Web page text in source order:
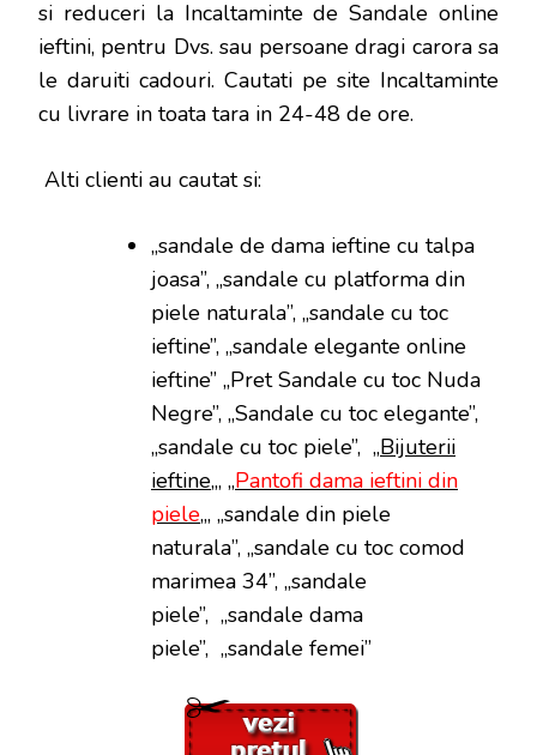
si reduceri la Incaltaminte de Sandale online
ieftini, pentru Dvs. sau persoane dragi carora sa
le daruiti cadouri. Cautati pe site Incaltaminte
cu livrare in toata tara in 24-48 de ore.
Alti clienti au cautat si:
„sandale de dama ieftine cu talpa
joasa”, „sandale cu platforma din
piele naturala”, „sandale cu toc
ieftine”, „sandale elegante online
ieftine” „Pret Sandale cu toc Nuda
Negre”, „Sandale cu toc elegante”,
„sandale cu toc piele”, „Bijuterii
ieftine„, „Pantofi dama ieftini din
piele„, „sandale din piele
naturala”, „sandale cu toc comod
marimea 34”, „sandale
piele”, „sandale dama
piele”, „sandale femei”